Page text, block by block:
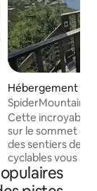
sur la
Hébergement ⋅
SpiderMountain-
Jacuzzi-Salle de
Cette incroyable
sur le sommet de
des sentiers de
cyclables vous
votre porte et les
entourent. Les